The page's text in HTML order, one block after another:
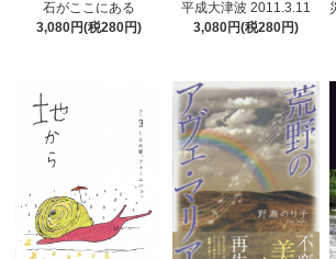
石がここにある
3,080円(税280円)
平成大津波 2011.3.11
3,080円(税280円)